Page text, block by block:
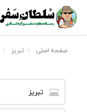
صفحه اصلی تبریز
تبریز